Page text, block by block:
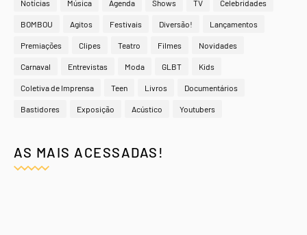
Notícias Música Agenda Shows TV Celebridades
BOMBOU Agitos Festivais Diversão! Lançamentos
Premiações Clipes Teatro Filmes Novidades
Carnaval Entrevistas Moda GLBT Kids
Coletiva de Imprensa Teen Livros Documentários
Bastidores Exposição Acústico Youtubers
AS MAIS ACESSADAS!